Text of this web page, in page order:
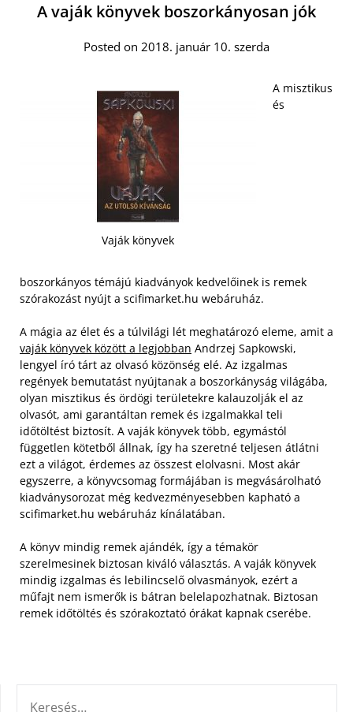
A vaják könyvek boszorkányosan jók
Posted on 2018. január 10. szerda
Vaják könyvek
A misztikus
és
boszorkányos témájú kiadványok kedvelőinek is remek
szórakozást nyújt a scifimarket.hu webáruház.
A mágia az élet és a túlvilági lét meghatározó eleme, amit a
vaják könyvek között a legjobban Andrzej Sapkowski,
lengyel író tárt az olvasó közönség elé. Az izgalmas
regények bemutatást nyújtanak a boszorkányság világába,
olyan misztikus és ördögi területekre kalauzolják el az
olvasót, ami garantáltan remek és izgalmakkal teli
időtöltést biztosít. A vaják könyvek több, egymástól
független kötetből állnak, így ha szeretné teljesen átlátni
ezt a világot, érdemes az összest elolvasni. Most akár
egyszerre, a könyvcsomag formájában is megvásárolható
kiadványsorozat még kedvezményesebben kapható a
scifimarket.hu webáruház kínálatában.
A könyv mindig remek ajándék, így a témakör
szerelmesinek biztosan kiváló választás. A vaják könyvek
mindig izgalmas és lebilincselő olvasmányok, ezért a
műfajt nem ismerők is bátran belelapozhatnak. Biztosan
remek időtöltés és szórakoztató órákat kapnak cserébe.